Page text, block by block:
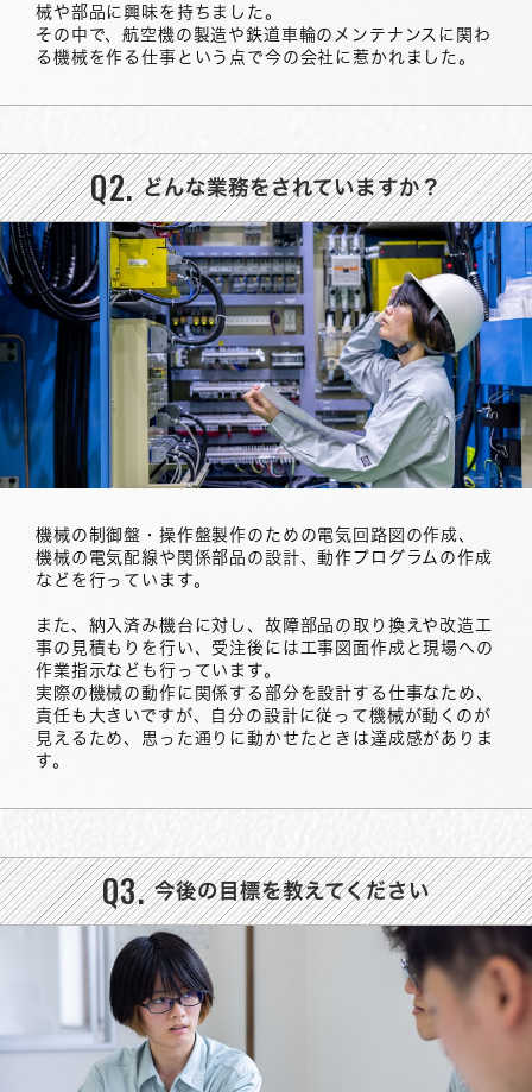
械や部品に興味を持ちました。
その中で、航空機の製造や鉄道車輪のメンテナンスに関わ
る機械を作る仕事という点で今の会社に惹かれました。
Q2. どんな業務をされていますか？
機械の制御盤・操作盤製作のための電気回路図の作成、
機械の電気配線や関係部品の設計、動作プログラムの作成
などを行っています。
また、納入済み機台に対し、故障部品の取り換えや改造工
事の見積もりを行い、受注後には工事図面作成と現場への
作業指示なども行っています。
実際の機械の動作に関係する部分を設計する仕事なため、
責任も大きいですが、自分の設計に従って機械が動くのが
見えるため、思った通りに動かせたときは達成感がありま
す。
Q3. 今後の目標を教えてください